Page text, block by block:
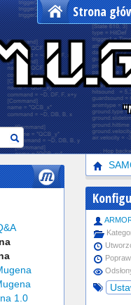
Strona
1.0